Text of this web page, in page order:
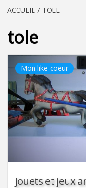
ACCUEIL TOLE
tole
Mon like-coeur
Jouets et jeux